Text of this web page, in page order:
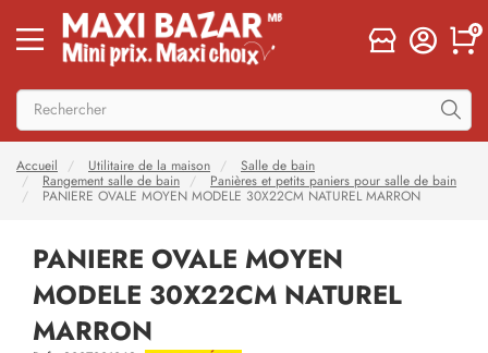
0
Accueil Utilitaire de la maison
Salle de bain
Rangement salle de bain
Panières et petits paniers pour salle de bain
PANIERE OVALE MOYEN MODELE 30X22CM NATUREL MARRON
PANIERE OVALE MOYEN
MODELE 30X22CM NATUREL
MARRON